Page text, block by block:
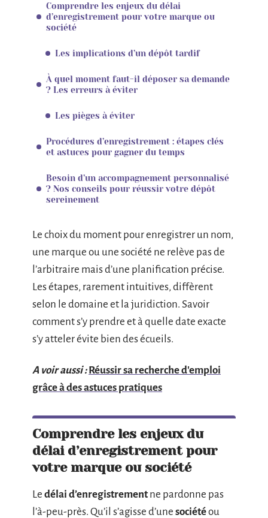
Comprendre les enjeux du délai
d’enregistrement pour votre marque ou
société
Les implications d’un dépôt tardif
À quel moment faut-il déposer sa demande
? Les erreurs à éviter
Les pièges à éviter
Procédures d’enregistrement : étapes clés
et astuces pour gagner du temps
Besoin d’un accompagnement personnalisé
? Nos conseils pour réussir votre dépôt
sereinement
Le choix du moment pour enregistrer un nom,
une marque ou une société ne relève pas de
l’arbitraire mais d’une planification précise.
Les étapes, rarement intuitives, diffèrent
selon le domaine et la juridiction. Savoir
comment s’y prendre et à quelle date exacte
s’y atteler évite bien des écueils.
A voir aussi : Réussir sa recherche d'emploi
grâce à des astuces pratiques
Comprendre les enjeux du
délai d’enregistrement pour
votre marque ou société
Le délai d’enregistrementne pardonne pas
l’à-peu-près. Qu’il s’agisse d’une sociétéou